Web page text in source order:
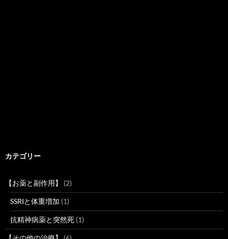
カテゴリー
【お薬と副作用】 (2)
SSRIと体重増加 (1)
抗精神病薬と突然死 (1)